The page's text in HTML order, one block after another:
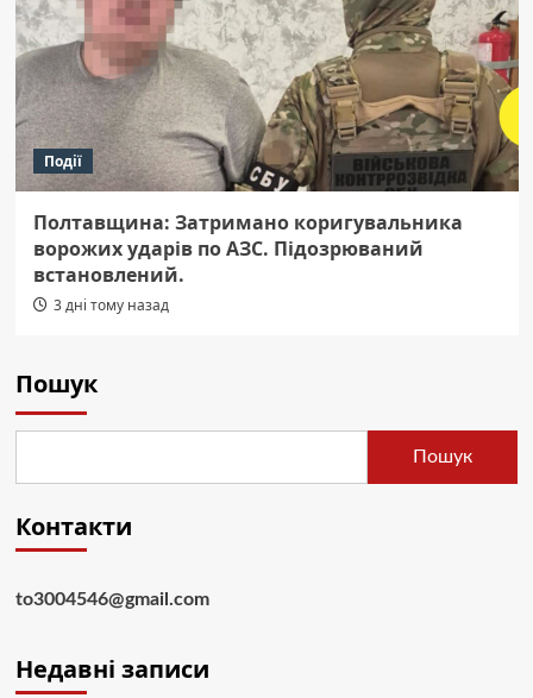
Події
Полтавщина: Затримано коригувальника
ворожих ударів по АЗС. Підозрюваний
встановлений.
3 дні тому назад
Пошук
Пошук
Контакти
to3004546@gmail.com
Недавні записи